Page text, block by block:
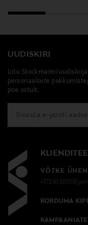
UUDISKIRI
Liitu Stockmanni
personaalsete
poe ostult.
VÕTKE
+372
KORDUMA